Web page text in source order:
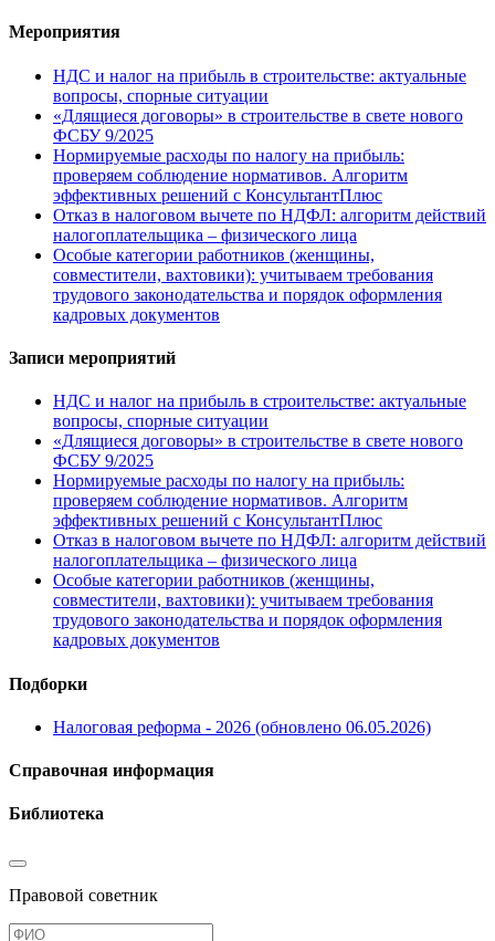
Мероприятия
НДС и налог на прибыль в строительстве: актуальные
вопросы, спорные ситуации
«Длящиеся договоры» в строительстве в свете нового
ФСБУ 9/2025
Нормируемые расходы по налогу на прибыль:
проверяем соблюдение нормативов. Алгоритм
эффективных решений с КонсультантПлюс
Отказ в налоговом вычете по НДФЛ: алгоритм действий
налогоплательщика – физического лица
Особые категории работников (женщины,
совместители, вахтовики): учитываем требования
трудового законодательства и порядок оформления
кадровых документов
Записи мероприятий
НДС и налог на прибыль в строительстве: актуальные
вопросы, спорные ситуации
«Длящиеся договоры» в строительстве в свете нового
ФСБУ 9/2025
Нормируемые расходы по налогу на прибыль:
проверяем соблюдение нормативов. Алгоритм
эффективных решений с КонсультантПлюс
Отказ в налоговом вычете по НДФЛ: алгоритм действий
налогоплательщика – физического лица
Особые категории работников (женщины,
совместители, вахтовики): учитываем требования
трудового законодательства и порядок оформления
кадровых документов
Подборки
Налоговая реформа - 2026 (обновлено 06.05.2026)
Справочная информация
Библиотека
Правовой советник